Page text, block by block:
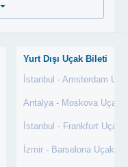
Yurt Dışı Uçak Bileti
İstanbul - Amsterdam
Antalya - Moskova Uçak
İstanbul - Frankfurt Uçak
İzmir - Barselona Uçak